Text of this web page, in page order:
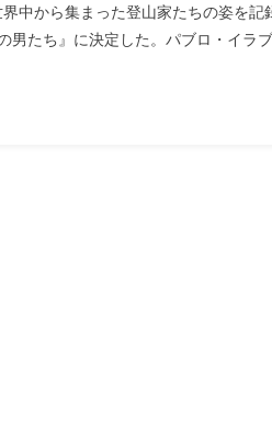
中から集まった登山家たちの姿を記
たち』に決定した。パブロ・イラブ